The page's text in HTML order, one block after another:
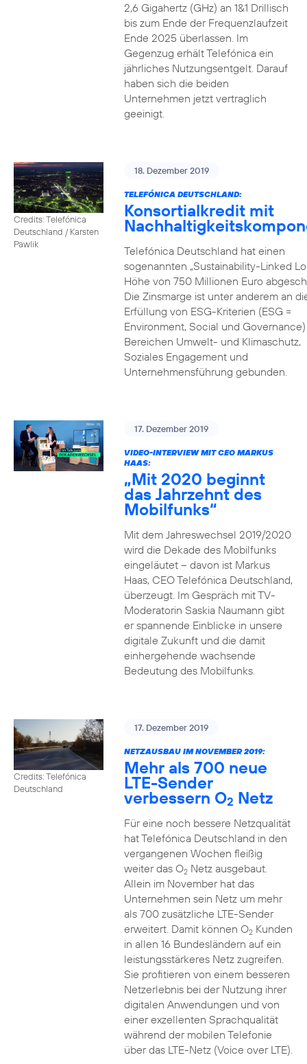
2,6 Gigahertz (GHz) an 1&1 Drillisch
bis zum Ende der Frequenzlaufzeit
Ende 2025 überlassen. Im
Gegenzug erhält Telefónica ein
jährliches Nutzungsentgelt. Darauf
haben sich die beiden
Unternehmen jetzt vertraglich
geeinigt.
Credits: Telefónica
Deutschland / Karsten
Pawlik
18. Dezember 2019
TELEFÓNICA DEUTSCHLAND:
Konsortialkredit mit
Telefónica Deutschland hat einen
sogenannten „Sustainability-Linked
Höhe von 750 Millionen Euro
Die Zinsmarge ist unter anderem an
Erfüllung von ESG-Kriterien (ESG =
Environment, Social und
Bereichen Umwelt- und Klimaschutz,
Soziales Engagement und
Unternehmensführung gebunden.
17. Dezember 2019
VIDEO-INTERVIEW MIT CEO MARKUS
HAAS:
„Mit 2020 beginnt
das Jahrzehnt des
Mobilfunks“
Mit dem Jahreswechsel 2019/2020
wird die Dekade des Mobilfunks
eingeläutet – davon ist Markus
Haas, CEO Telefónica Deutschland,
überzeugt. Im Gespräch mit TV-
Moderatorin Saskia Naumann gibt
er spannende Einblicke in unsere
digitale Zukunft und die damit
einhergehende wachsende
Bedeutung des Mobilfunks.
Credits: Telefónica
Deutschland
17. Dezember 2019
NETZAUSBAU IM NOVEMBER 2019:
Mehr als 700 neue
LTE-Sender
verbessern O2 Netz
Für eine noch bessere Netzqualität
hat Telefónica Deutschland in den
vergangenen Wochen fleißig
weiter das O2Netz ausgebaut.
Allein im November hat das
Unternehmen sein Netz um mehr
als 700 zusätzliche LTE-Sender
erweitert. Damit können O2Kunden
in allen 16 Bundesländern auf ein
leistungsstärkeres Netz zugreifen.
Sie profitieren von einem besseren
Netzerlebnis bei der Nutzung ihrer
digitalen Anwendungen und von
einer exzellenten Sprachqualität
während der mobilen Telefonie
über das LTE-Netz (Voice over LTE).